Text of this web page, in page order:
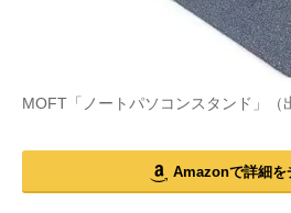
MOFT「ノートパソコンスタンド」（
Amazonで詳細を